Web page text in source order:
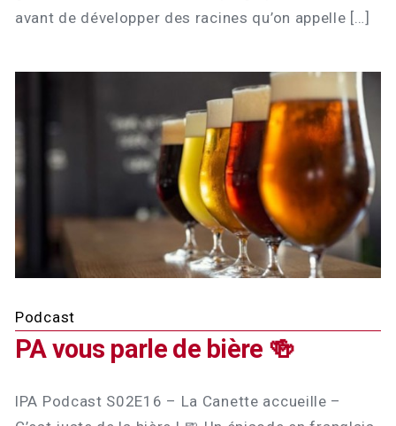
avant de développer des racines qu’on appelle […]
Podcast
PA vous parle de bière 🍻
lPA Podcast S02E16 – La Canette accueille –